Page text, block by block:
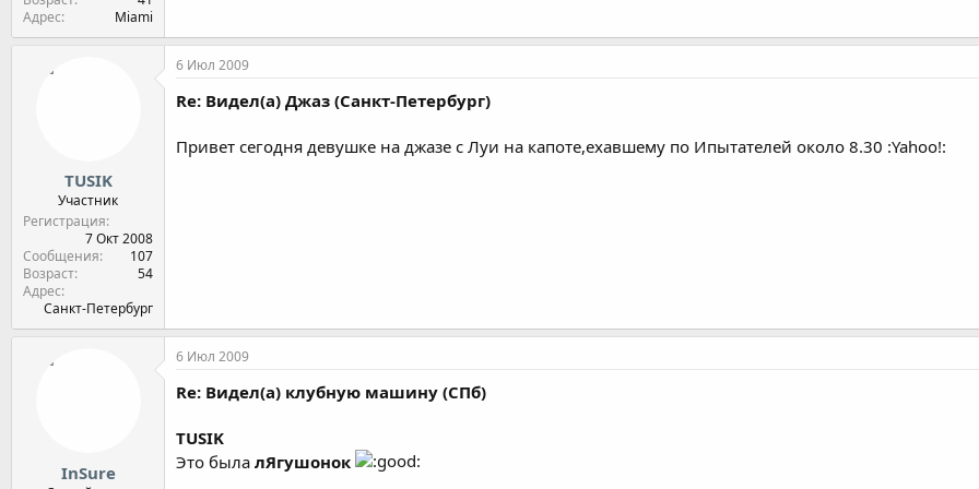
Адрес
Miami
TUSIK
Участник
Регистрация
7 Окт 2008
Сообщения
107
Возраст
54
Адрес
Санкт-Петербург
6 Июл 2009
Re: Видел(а) Джаз (Санкт-Петербург)
Привет сегодня девушке на джазе с Луи на капоте,ехавшему по Ипытателей около 8.30 :Yahoo!:
InSure
6 Июл 2009
Re: Видел(а) клубную машину (СПб)
TUSIK
Это была лЯгушонок